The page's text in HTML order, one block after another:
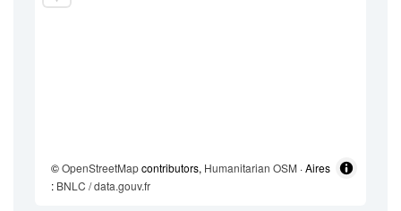
©OpenStreetMapcontributors, Humanitarian OSM · Aires
: BNLC / data.gouv.fr